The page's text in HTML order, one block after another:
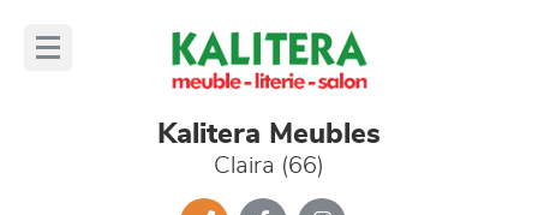
Kalitera Meubles
Claira (66)